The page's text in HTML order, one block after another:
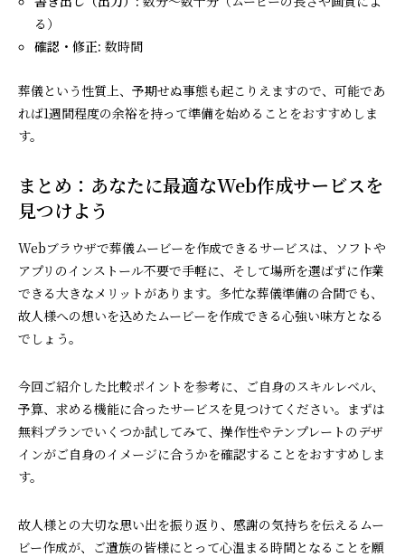
る）
確認・修正: 数時間
葬儀という性質上、予期せぬ事態も起こりえますので、可能であ
れば1週間程度の余裕を持って準備を始めることをおすすめしま
す。
まとめ：あなたに最適なWeb作成サービスを
見つけよう
Webブラウザで葬儀ムービーを作成できるサービスは、ソフトや
アプリのインストール不要で手軽に、そして場所を選ばずに作業
できる大きなメリットがあります。多忙な葬儀準備の合間でも、
故人様への想いを込めたムービーを作成できる心強い味方となる
でしょう。
今回ご紹介した比較ポイントを参考に、ご自身のスキルレベル、
予算、求める機能に合ったサービスを見つけてください。まずは
無料プランでいくつか試してみて、操作性やテンプレートのデザ
インがご自身のイメージに合うかを確認することをおすすめしま
す。
故人様との大切な思い出を振り返り、感謝の気持ちを伝えるムー
ビー作成が、ご遺族の皆様にとって心温まる時間となることを願